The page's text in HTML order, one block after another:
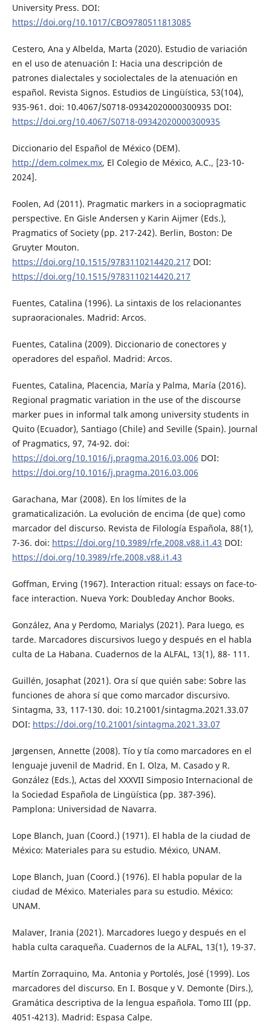
University Press. DOI:
https://doi.org/10.1017/CBO9780511813085
Cestero, Ana y Albelda, Marta (2020). Estudio de variación
en el uso de atenuación I: Hacia una descripción de
patrones dialectales y sociolectales de la atenuación en
español. Revista Signos. Estudios de Lingüística, 53(104),
935-961. doi: 10.4067/S0718-09342020000300935 DOI:
https://doi.org/10.4067/S0718-09342020000300935
Diccionario del Español de México (DEM).
http://dem.colmex.mx, El Colegio de México, A.C., [23-10-
2024].
Foolen, Ad (2011). Pragmatic markers in a sociopragmatic
perspective. En Gisle Andersen y Karin Aijmer (Eds.),
Pragmatics of Society (pp. 217-242). Berlin, Boston: De
Gruyter Mouton.
https://doi.org/10.1515/9783110214420.217 DOI:
https://doi.org/10.1515/9783110214420.217
Fuentes, Catalina (1996). La sintaxis de los relacionantes
supraoracionales. Madrid: Arcos.
Fuentes, Catalina (2009). Diccionario de conectores y
operadores del español. Madrid: Arcos.
Fuentes, Catalina, Placencia, María y Palma, María (2016).
Regional pragmatic variation in the use of the discourse
marker pues in informal talk among university students in
Quito (Ecuador), Santiago (Chile) and Seville (Spain). Journal
of Pragmatics, 97, 74-92. doi:
https://doi.org/10.1016/j.pragma.2016.03.006 DOI:
https://doi.org/10.1016/j.pragma.2016.03.006
Garachana, Mar (2008). En los límites de la
gramaticalización. La evolución de encima (de que) como
marcador del discurso. Revista de Filología Española, 88(1),
7-36. doi: https://doi.org/10.3989/rfe.2008.v88.i1.43 DOI:
https://doi.org/10.3989/rfe.2008.v88.i1.43
Goffman, Erving (1967). Interaction ritual: essays on face-to-
face interaction. Nueva York: Doubleday Anchor Books.
González, Ana y Perdomo, Marialys (2021). Para luego, es
tarde. Marcadores discursivos luego y después en el habla
culta de La Habana. Cuadernos de la ALFAL, 13(1), 88- 111.
Guillén, Josaphat (2021). Ora sí que quién sabe: Sobre las
funciones de ahora sí que como marcador discursivo.
Sintagma, 33, 117-130. doi: 10.21001/sintagma.2021.33.07
DOI: https://doi.org/10.21001/sintagma.2021.33.07
Jørgensen, Annette (2008). Tío y tía como marcadores en el
lenguaje juvenil de Madrid. En I. Olza, M. Casado y R.
González (Eds.), Actas del XXXVII Simposio Internacional de
la Sociedad Española de Lingüística (pp. 387-396).
Pamplona: Universidad de Navarra.
Lope Blanch, Juan (Coord.) (1971). El habla de la ciudad de
México: Materiales para su estudio. México, UNAM.
Lope Blanch, Juan (Coord.) (1976). El habla popular de la
ciudad de México. Materiales para su estudio. México:
UNAM.
Malaver, Irania (2021). Marcadores luego y después en el
habla culta caraqueña. Cuadernos de la ALFAL, 13(1), 19-37.
Martín Zorraquino, Ma. Antonia y Portolés, José (1999). Los
marcadores del discurso. En I. Bosque y V. Demonte (Dirs.),
Gramática descriptiva de la lengua española. Tomo III (pp.
4051-4213). Madrid: Espasa Calpe.